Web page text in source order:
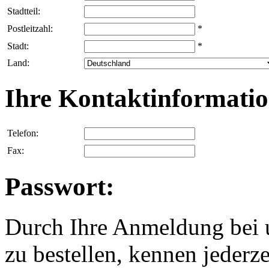
Stadtteil:
Postleitzahl:
*
Stadt:
*
Land:
Ihre
Telefon:
Fax:
Passwort:
Durch Ihre Anmeldung bei
zu bestellen, kennen